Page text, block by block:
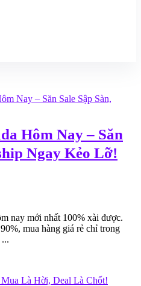
Hôm Nay – Săn
Ngay Kẻo Lỡ!
nay mới nhất 100% xài được.
mua hàng giá rẻ chỉ trong